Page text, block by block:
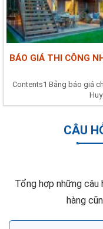
BÁO GIÁ THI CÔNG
Contents1 Bảng báo giá
CÂU
Tổng hợp những câu
hàng